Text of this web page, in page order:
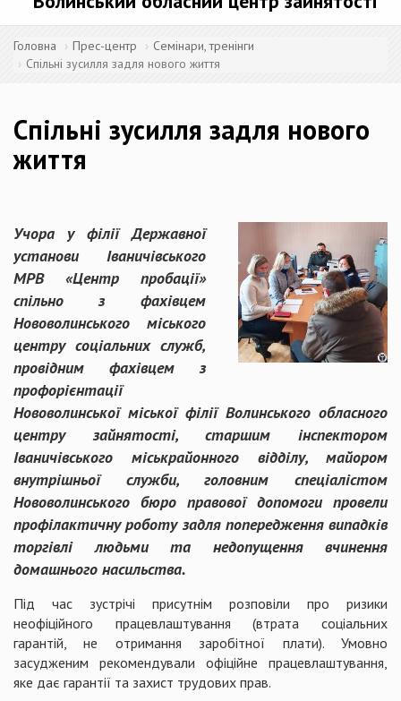
Головна Прес-центр
Семінари, тренінги
Спільні зусилля задля нового життя
Спільні зусилля задля нового
життя
Учора у філії Державної
установи Іваничівського
МРВ «Центр пробації»
спільно з фахівцем
Нововолинського міського
центру соціальних служб,
провідним фахівцем з
профорієнтації
Нововолинської міської філії Волинського обласного
центру зайнятості, старшим інспектором
Іваничівського міськрайонного відділу, майором
внутрішньої служби, головним спеціалістом
Нововолинського бюро правової допомоги провели
профілактичну роботу задля попередження випадків
торгівлі людьми та недопущення вчинення
домашнього насильства.
Під час зустрічі присутнім розповіли про ризики
неофіційного працевлаштування (втрата соціальних
гарантій, не отримання заробітної плати). Умовно
засудженим рекомендували офіційне працевлаштування,
яке дає гарантії та захист трудових прав.